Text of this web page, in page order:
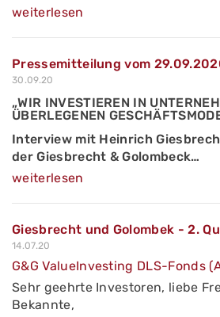
weiterlesen
Pressemitteilung vom
30.09.20
„WIR INVESTIEREN IN
ÜBERLEGENEN
Interview mit Heinrich
der Giesbrecht & Golombeck…
weiterlesen
Giesbrecht und Golombek - 2.
14.07.20
G&G ValueInvesting DLS-Fonds
Sehr geehrte Investoren, liebe
Bekannte,